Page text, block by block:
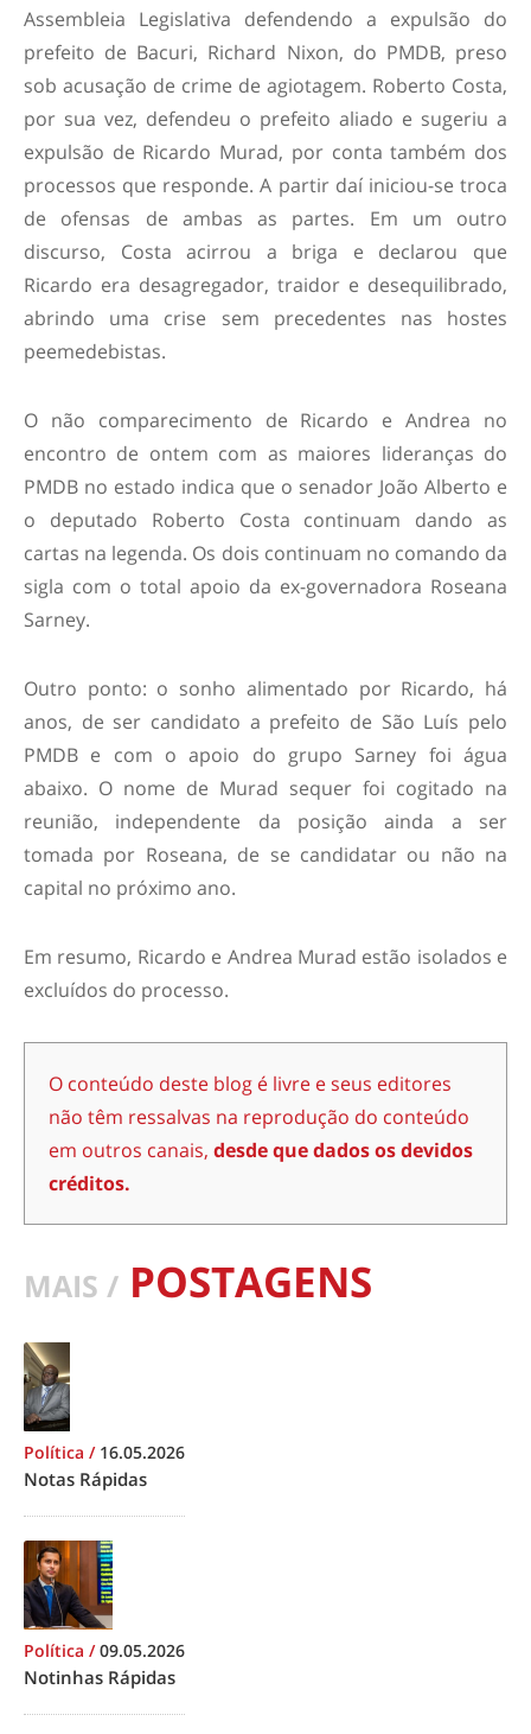
Assembleia Legislativa defendendo a expulsão do
prefeito de Bacuri, Richard Nixon, do PMDB, preso
sob acusação de crime de agiotagem. Roberto Costa,
por sua vez, defendeu o prefeito aliado e sugeriu a
expulsão de Ricardo Murad, por conta também dos
processos que responde. A partir daí iniciou-se troca
de ofensas de ambas as partes. Em um outro
discurso, Costa acirrou a briga e declarou que
Ricardo era desagregador, traidor e desequilibrado,
abrindo uma crise sem precedentes nas hostes
peemedebistas.
O não comparecimento de Ricardo e Andrea no
encontro de ontem com as maiores lideranças do
PMDB no estado indica que o senador João Alberto e
o deputado Roberto Costa continuam dando as
cartas na legenda. Os dois continuam no comando da
sigla com o total apoio da ex-governadora Roseana
Sarney.
Outro ponto: o sonho alimentado por Ricardo, há
anos, de ser candidato a prefeito de São Luís pelo
PMDB e com o apoio do grupo Sarney foi água
abaixo. O nome de Murad sequer foi cogitado na
reunião, independente da posição ainda a ser
tomada por Roseana, de se candidatar ou não na
capital no próximo ano.
Em resumo, Ricardo e Andrea Murad estão isolados e
excluídos do processo.
O conteúdo deste blog é livre e seus editores
não têm ressalvas na reprodução do conteúdo
em outros canais, desde que dados os devidos
créditos.
MAIS / POSTAGENS
Política / 16.05.2026
Notas Rápidas
Política /09.05.2026
Notinhas Rápidas